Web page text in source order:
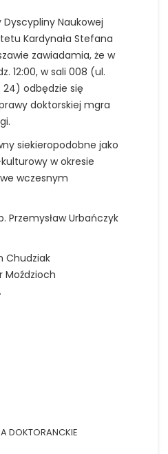
Naukowej
Kardynała Stefana
zawiadamia, że w
12:00, w sali 008 (ul.
24) odbędzie się
doktorskiej mgra
siekieropodobne jako
w okresie
wczesnym
Przemysław Urbańczyk
Chudziak
Moździoch
DOKTORANCKIE